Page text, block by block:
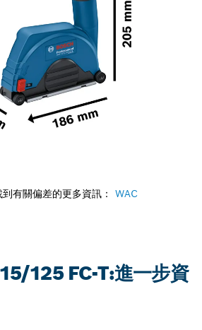
有關偏差的更多資訊： WAC
125 FC-T:進一步資